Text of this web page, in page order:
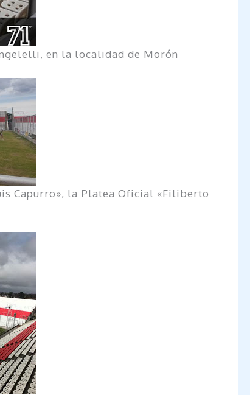
en la localidad de Morón
Capurro», la Platea Oficial «Filiberto